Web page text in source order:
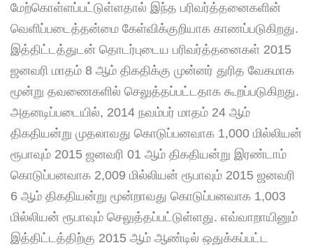
மேற்கொள்ளப்பட்டுள்ளதால் இந்த பரிவர்த்தனைகளின்
வெளிப்படைத்தன்மை கேள்விக்குறியாக காணப்படுகிறது.
இத்திட்டத்துடன் தொடர்புடைய பரிவர்த்தனைகள் 2015
ஜனவரி மாதம் 8 ஆம் திகதிக்கு முன்னர் துரித வேகமாக
மூன்று தவணைகளில் செலுத்தப்பட்டதாக கூறப்படுகிறது.
அதனடிப்படையில், 2014 நவம்பர் மாதம் 24 ஆம்
திகதியன்று முதலாவது கொடுப்பனவாக 1,000 மில்லியன்
ரூபாவும் 2015 ஜனவரி 01 ஆம் திகதியன்று இரண்டாம்
கொடுப்பனவாக 2,009 மில்லியன் ரூபாவும் 2015 ஜனவரி
6 ஆம் திகதியன்று மூன்றாவது கொடுப்பனவாக 1,003
மில்லியன் ரூபாவும் செலுத்தப்பட்டுள்ளது. எவ்வாறாயினும்
இத்திட்டத்திற்கு 2015 ஆம் ஆண்டில் ஒதுக்கப்பட்ட